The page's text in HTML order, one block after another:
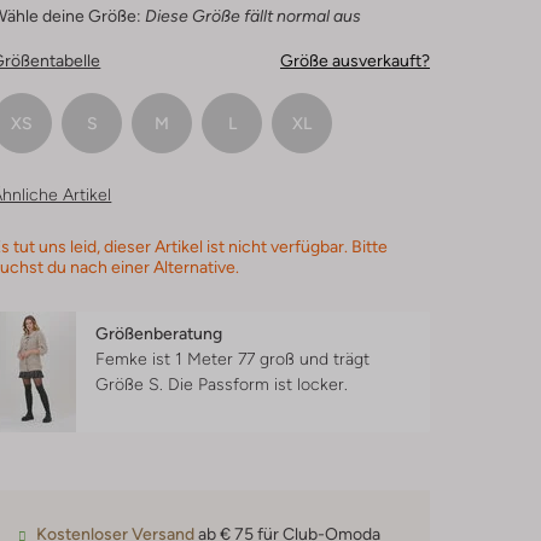
deine Größe: Diese Größe fällt normal aus
Größe ausverkauft?
XS S M L XL
Artikel
tut uns leid, dieser Artikel ist nicht verfügbar. Bitte
du nach einer Alternative.
Größenberatung
Femke ist 1 Meter 77 groß und trägt
Größe S. Die Passform ist locker
Kostenloser Versandab € 75 für Club-Omoda